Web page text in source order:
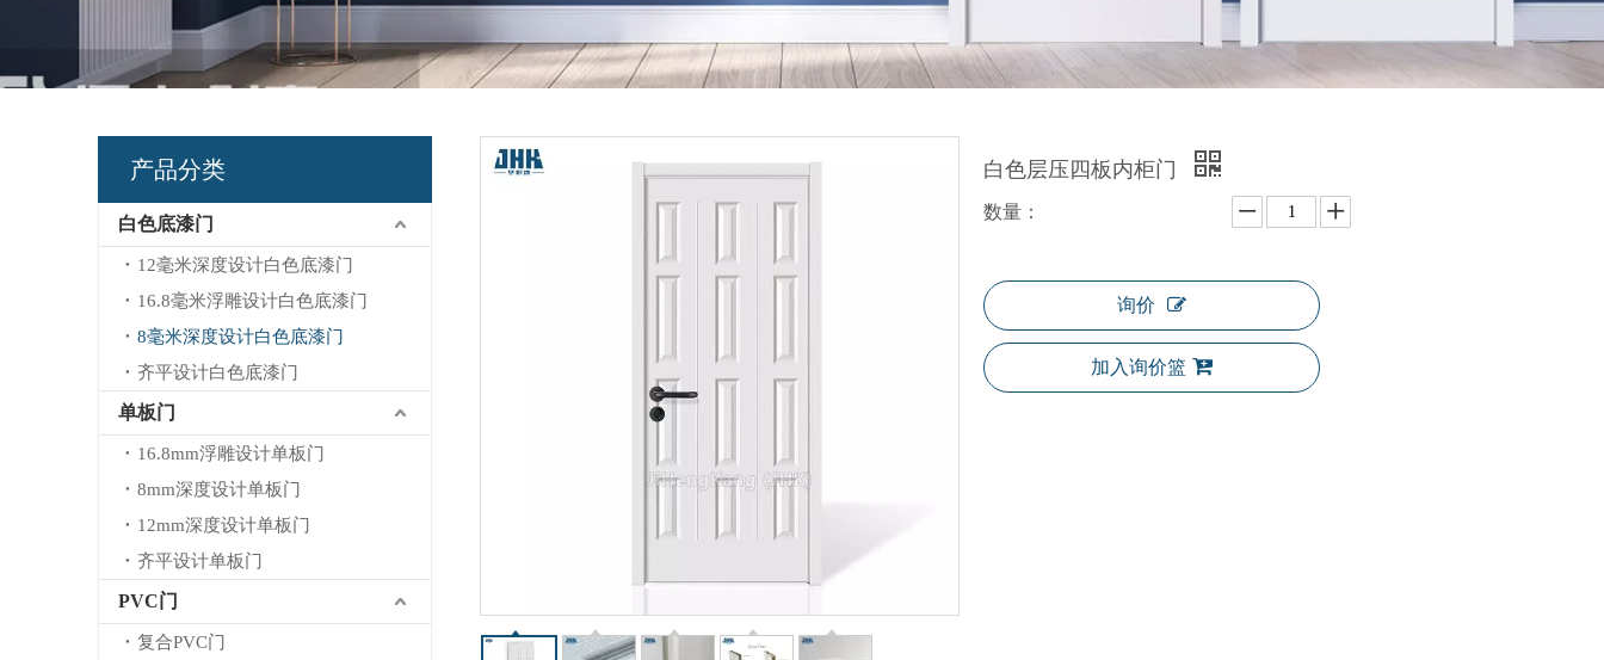
WPC地板
产品分类
白色底漆门
12毫米深度设计白色底漆门
16.8毫米浮雕设计白色底漆门
8毫米深度设计白色底漆门
齐平设计白色底漆门
单板门
16.8mm浮雕设计单板门
8mm深度设计单板门
12mm深度设计单板门
齐平设计单板门
PVC门
复合PVC门
白色层压四板内柜门
数量：
询价
加入询价篮